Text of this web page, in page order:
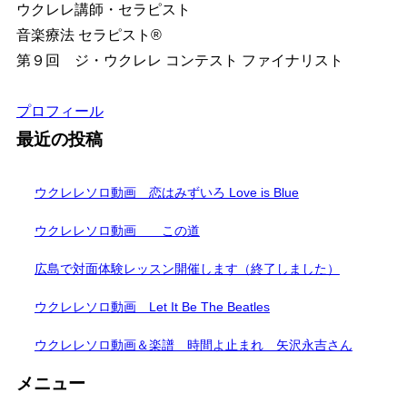
ウクレレ講師・セラピスト
音楽療法 セラピスト®︎
第９回 ジ・ウクレレ コンテスト ファイナリスト
プロフィール
最近の投稿
ウクレレソロ動画 恋はみずいろ Love is Blue
ウクレレソロ動画 この道
広島で対面体験レッスン開催します（終了しました）
ウクレレソロ動画 Let It Be The Beatles
ウクレレソロ動画＆楽譜 時間よ止まれ 矢沢永吉さん
メニュー